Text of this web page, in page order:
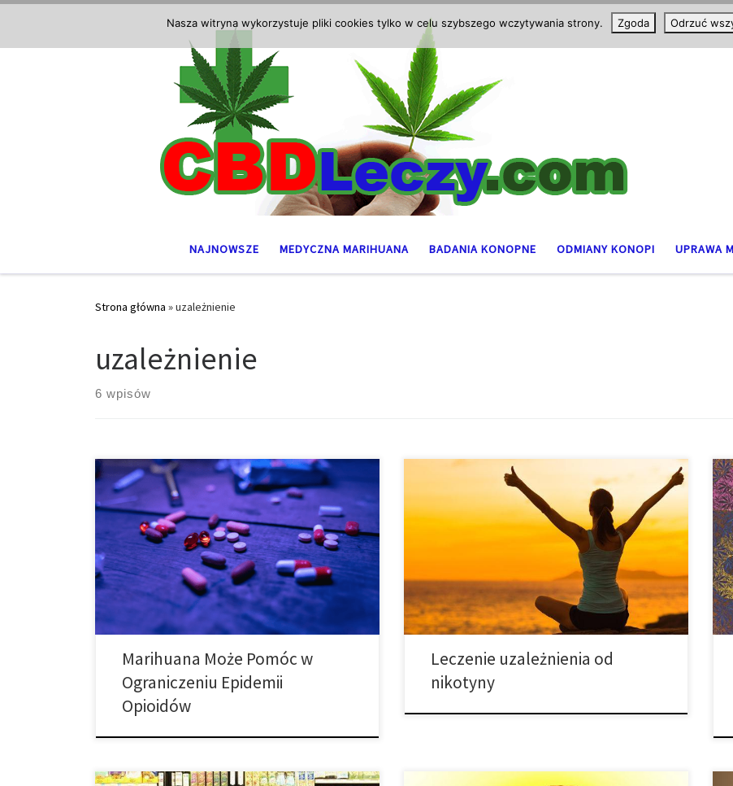
NAJNOWSZE MEDYCZNA MARIHUANA BADANIA KONOPNE ODMIANY KONOPI UPRAWA
Strona główna »uzależnienie
uzależnienie
6 wpisów
Czy marihuana może pomóc w ograniczeniu epidemii
opioidów? W ciągu ostatnich kilku dekad
zaobserwowaliśmy wzrost używania opioidów i, co
ważniejsze, zgonów związanych z opioidami. Chociaż
badacze nie są w 100% pewni, co powoduje, że
więcej osób szuka tych substancji, niektórzy uważają,
że ma to związek z rosnącą liczbą recept na […]
Marihuana Może Pomóc w
Ograniczeniu Epidemii
Opioidów
W jaki sposób CBD może pomóc w leczeniu
uzależnienia od nikotyny? Cannabis, uważane niegdyś
za substancję bardzo uzależniającą, w dzisiejszych
badaniach pokazuje, że przekonania te były
kompletnie niewłaściwe. Badania pokazują, że
kannabinoid CBD może być nawet stosowany, w
walce z uzależnieniami! Nikotyna dostarczana przez
dym tytoniowy bardzo uzależnia. Kilka instytucji […]
Leczenie uzależnienia od
nikotyny
Nasza witryna wykorzystuje pliki cookies tylko w celu szybszego wczytywania strony. Zgoda Odrzuć